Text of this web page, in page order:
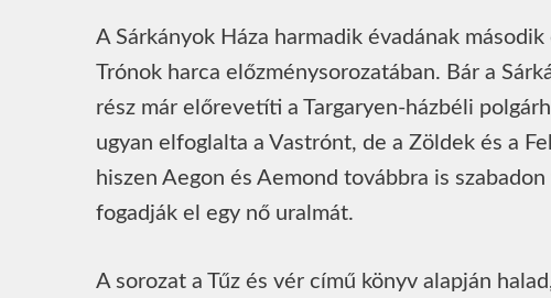
A Sárkányok Háza harmadik évadának
Trónok harca előzménysorozatában. Bár a
rész már előrevetíti a Targaryen-házbéli
ugyan elfoglalta a Vastrónt, de a Zöldek és a
hiszen Aegon és Aemond továbbra is
fogadják el egy nő uralmát.
A sorozat a Tűz és vér című könyv alapján